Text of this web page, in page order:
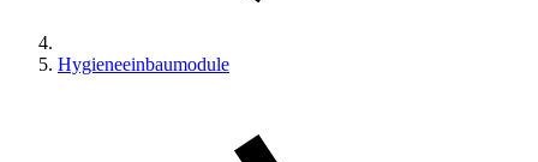
Hygieneeinbaumodule